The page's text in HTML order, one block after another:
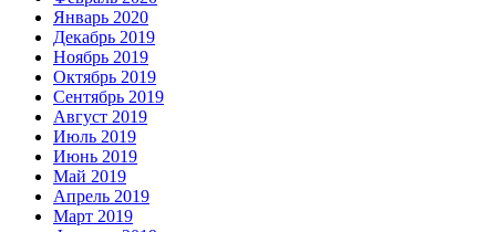
Январь 2020
Декабрь 2019
Ноябрь 2019
Октябрь 2019
Сентябрь 2019
Август 2019
Июль 2019
Июнь 2019
Май 2019
Апрель 2019
Март 2019